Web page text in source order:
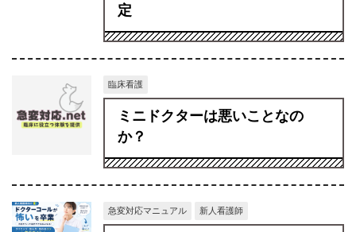
定
臨床看護
ミニドクターは悪いことなの
か？
急変対応マニュアル 新人看護師